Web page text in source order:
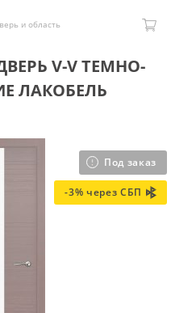
и область
V-V ТЕМНО-
ЛАКОБЕЛЬ
Под заказ
-3% через СБП